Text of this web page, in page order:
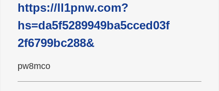
福所有老人，年年逢重阳，岁岁皆平
安。
https://ll1pnw.com?
hs=da5f5289949ba5cced03f
2f6799bc288&
pw8mco